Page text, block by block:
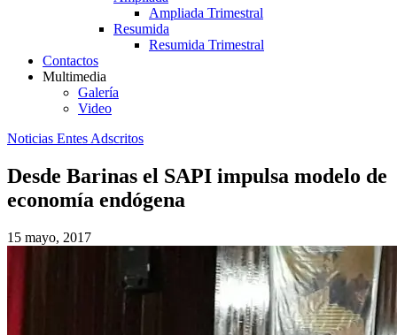
Ampliada Trimestral
Resumida
Resumida Trimestral
Contactos
Multimedia
Galería
Video
Noticias Entes Adscritos
Desde Barinas el SAPI impulsa modelo de
economía endógena
15 mayo, 2017